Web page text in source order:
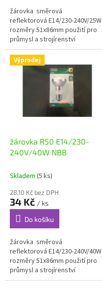
žárovka směrová
reflektorová E14/230-240V/25W
rozměry 51x86mm použití pro
průmysl a strojírenství
Výprodej
žárovka R50 E14/230-
240V/40W NBB
Skladem (5 ks)
28,10 Kč bez DPH
34 Kč / ks
Do košíku
žárovka směrová
reflektorová E14/230-240V/40W
rozměry 51x86mm použití pro
průmysl a strojírenství